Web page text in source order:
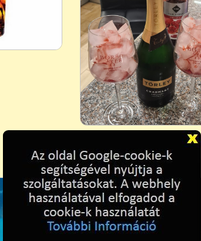
Pezsgő - jég - gránátalma